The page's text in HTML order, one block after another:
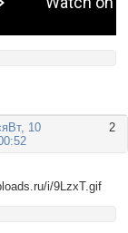
2
Вт, 10